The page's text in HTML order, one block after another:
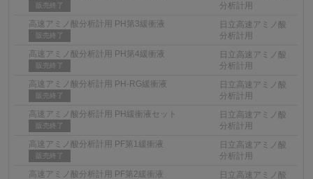
販売終了
分析計用
高速アミノ酸分析計用 PH第3緩衝液
販売終了
日立高速アミノ酸
分析計用
高速アミノ酸分析計用 PH第4緩衝液
販売終了
日立高速アミノ酸
分析計用
高速アミノ酸分析計用 PH-RG緩衝液
販売終了
日立高速アミノ酸
分析計用
高速アミノ酸分析計用 PH緩衝液セット
販売終了
日立高速アミノ酸
分析計用
高速アミノ酸分析計用 PF第1緩衝液
販売終了
日立高速アミノ酸
分析計用
高速アミノ酸分析計用 PF第2緩衝液
日立高速アミノ酸